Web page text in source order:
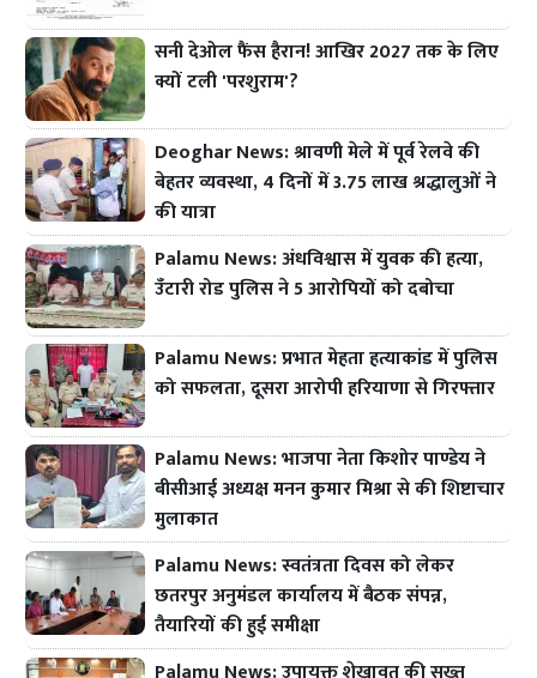
सनी देओल फैंस हैरान! आखिर 2027 तक के लिए
क्यों टली 'परशुराम'?
Deoghar News: श्रावणी मेले में पूर्व रेलवे की
बेहतर व्यवस्था, 4 दिनों में 3.75 लाख श्रद्धालुओं ने
की यात्रा
Palamu News: अंधविश्वास में युवक की हत्या,
उँटारी रोड पुलिस ने 5 आरोपियों को दबोचा
Palamu News: प्रभात मेहता हत्याकांड में पुलिस
को सफलता, दूसरा आरोपी हरियाणा से गिरफ्तार
Palamu News: भाजपा नेता किशोर पाण्डेय ने
बीसीआई अध्यक्ष मनन कुमार मिश्रा से की शिष्टाचार
मुलाकात
Palamu News: स्वतंत्रता दिवस को लेकर
छतरपुर अनुमंडल कार्यालय में बैठक संपन्न,
तैयारियों की हुई समीक्षा